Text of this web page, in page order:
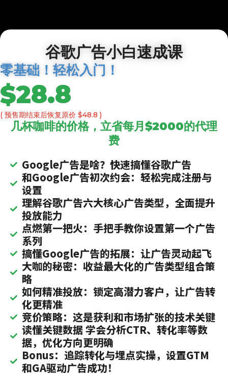
谷歌广告小白速成课
零基础！轻松入门！
$28.8
( 预售期结束后恢复原价 $48.8 )
几杯咖啡的价格，立省每月$2000的代理
费
Google广告是啥？快速搞懂谷歌广告
和Google广告初次约会：轻松完成注册与
设置
理解谷歌广告六大核心广告类型，全面提升
投放能力
点燃第一把火：手把手教你设置第一个广告
系列
搞懂Google广告的拓展：让广告灵动起飞
大咖的秘密：收益最大化的广告类型组合策
略
如何精准投放：锁定高潜力客户，让广告转
化更精准
竞价策略：这是获利和市场扩张的技术关键
读懂关键数据 学会分析CTR、转化率等数
据，优化方向更明确
Bonus：追踪转化与埋点实操，设置GTM
和GA驱动广告成功！